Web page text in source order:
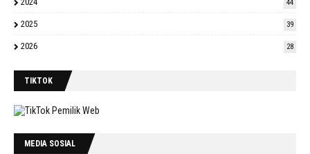
44
2025 39
2026 28
TIKTOK
MEDIA SOSIAL